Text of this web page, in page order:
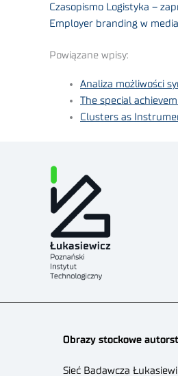
Czasopismo Logistyka –
Employer branding w
Powiązane wpisy:
Analiza możliwości
The special
Clusters as
Obrazy stockowe
Sieć Badawcza